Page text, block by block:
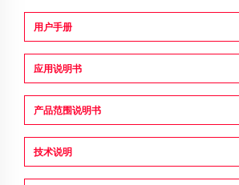
用户手册
应用说明书
产品范围说明书
技术说明